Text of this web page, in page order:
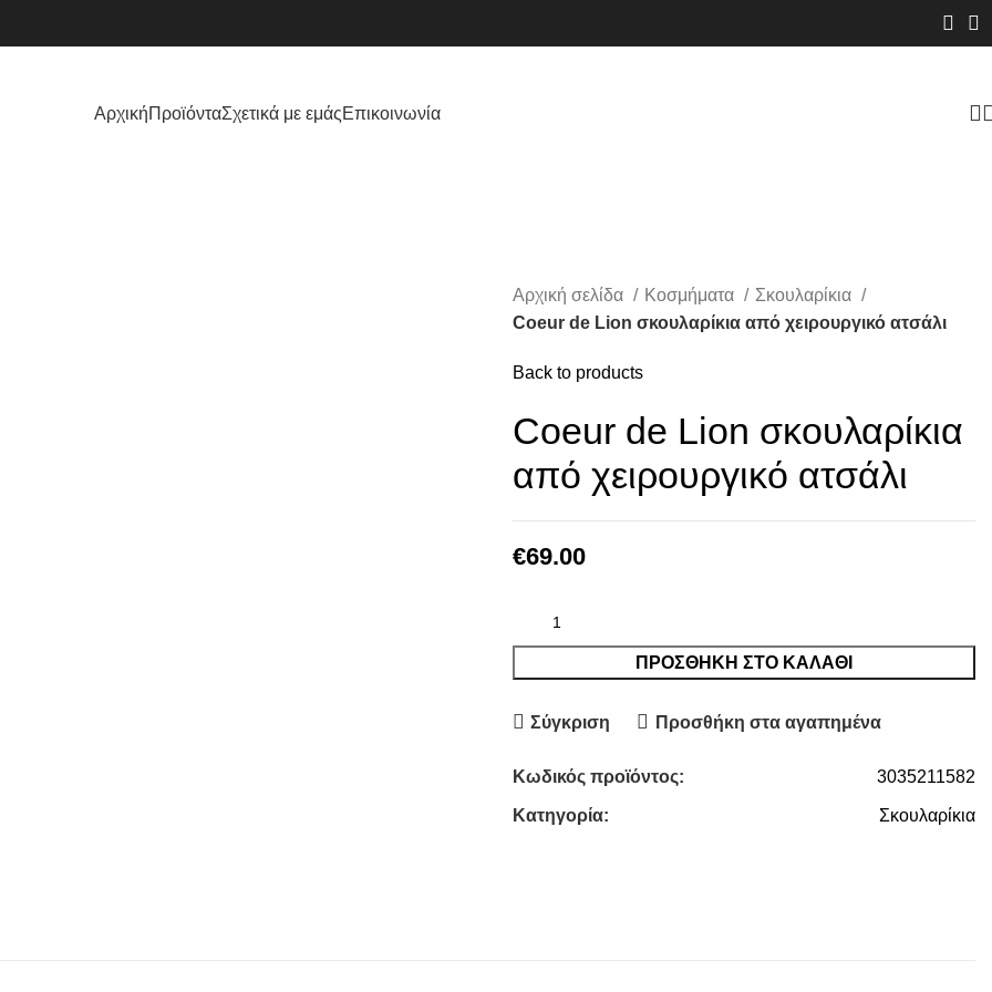
ΑρχικήΠροϊόνταΣχετικά με εμάςΕπικοινωνία
Αρχική σελίδα Κοσμήματα
Σκουλαρίκια
Coeur de Lion σκουλαρίκια από χειρουργικό ατσάλι
Back to products
Coeur de Lion σκουλαρίκια
από χειρουργικό ατσάλι
€69.00
ΠΡΟΣΘΉΚΗ ΣΤΟ ΚΑΛΆΘΙ
Σύγκριση Προσθήκη στα αγαπημένα
Κωδικός προϊόντος: 3035211582
Κατηγορία: Σκουλαρίκια